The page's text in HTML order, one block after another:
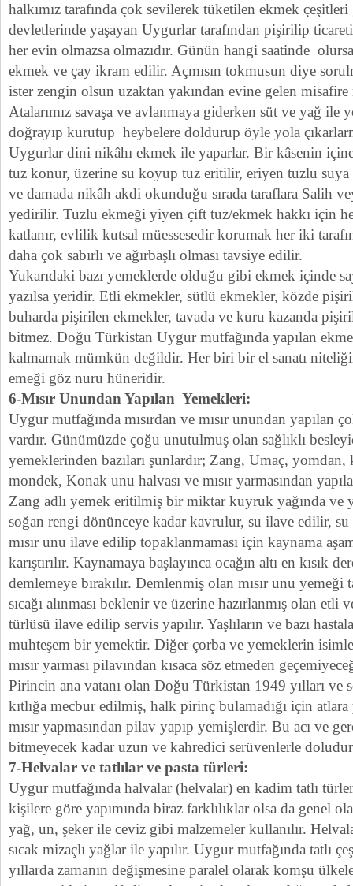
halkımız tarafında çok sevilerek tüketilen ekmek
devletlerinde yaşayan Uygurlar tarafından pişirilip
her evin olmazsa olmazıdır. Günün hangi saatinde
ekmek ve çay ikram edilir. Açmısın tokmusun diye
ister zengin olsun uzaktan yakından evine gelen misafire
Atalarımız savaşa ve avlanmaya giderken süt ve yağ ile
doğrayıp kurutup heybelere doldurup öyle yola
Uygurlar dini nikâhı ekmek ile yaparlar. Bir kâsenin
tuz konur, üzerine su koyup tuz eritilir, eriyen tuzlu suya
ve damada nikâh akdi okunduğu sırada taraflara Salih
yedirilir. Tuzlu ekmeği yiyen çift tuz/ekmek hakkı için
katlanır, evlilik kutsal müessesedir korumak her iki
daha çok sabırlı ve ağırbaşlı olması tavsiye edilir.
Yukarıdaki bazı yemeklerde olduğu gibi ekmek içinde
yazılsa yeridir. Etli ekmekler, sütlü ekmekler, közde
buharda pişirilen ekmekler, tavada ve kuru kazanda
bitmez. Doğu Türkistan Uygur mutfağında yapılan
kalmamak mümkün değildir. Her biri bir el sanatı
emeği göz nuru hüneridir.
6-Mısır Unundan Yapılan Yemekleri:
Uygur mutfağında mısırdan ve mısır unundan yapılan
vardır. Günümüzde çoğu unutulmuş olan sağlıklı
yemeklerinden bazıları şunlardır; Zang, Umaç, yomdan,
mondek, Konak unu halvası ve mısır yarmasından
Zang adlı yemek eritilmiş bir miktar kuyruk yağında ve
soğan rengi dönünceye kadar kavrulur, su ilave edilir,
mısır unu ilave edilip topaklanmaması için kaynama
karıştırılır. Kaynamaya başlayınca ocağın altı en kısık
demlemeye bırakılır. Demlenmiş olan mısır unu yemeği
sıcağı alınması beklenir ve üzerine hazırlanmış olan etli
türlüsü ilave edilip servis yapılır. Yaşlıların ve bazı
muhteşem bir yemektir. Diğer çorba ve yemeklerin
mısır yarması pilavından kısaca söz etmeden
Pirincin ana vatanı olan Doğu Türkistan 1949 yılları ve
kıtlığa mecbur edilmiş, halk pirinç bulamadığı için
mısır yapmasından pilav yapıp yemişlerdir. Bu acı ve
bitmeyecek kadar uzun ve kahredici serüvenlerle
7-Helvalar ve tatlılar ve pasta türleri:
Uygur mutfağında halvalar (helvalar) en kadim tatlı
kişilere göre yapımında biraz farklılıklar olsa da genel
yağ, un, şeker ile ceviz gibi malzemeler kullanılır.
sıcak mizaçlı yağlar ile yapılır. Uygur mutfağında tatlı
yıllarda zamanın değişmesine paralel olarak komşu